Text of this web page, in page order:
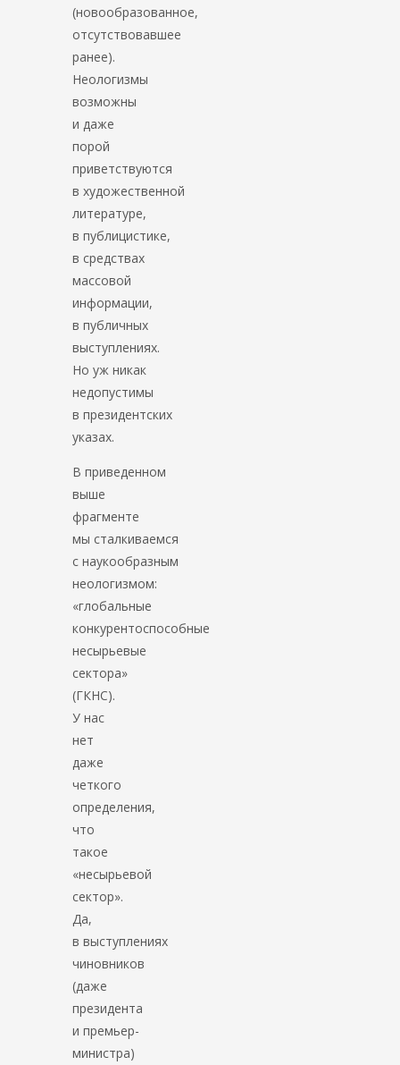
(новообразованное,
отсутствовавшее
ранее).
Неологизмы
возможны
и даже
порой
приветствуются
в художественной
литературе,
в публицистике,
в средствах
массовой
информации,
в публичных
выступлениях.
Но уж никак
недопустимы
в президентских
указах.
В приведенном
выше
фрагменте
мы сталкиваемся
с наукообразным
неологизмом:
«глобальные
конкурентоспособные
несырьевые
сектора»
(ГКНС).
У нас
нет
даже
четкого
определения,
что
такое
«несырьевой
сектор».
Да,
в выступлениях
чиновников
(даже
президента
и премьер-
министра)